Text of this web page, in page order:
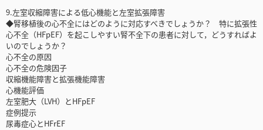
9.左室収縮障害による低心機能と左室拡張障害
◆腎移植後の心不全にはどのように対応すべきでしょうか？ 特に拡張性
心不全（HFpEF）を起こしやすい腎不全下の患者に対して，どうすればよ
いのでしょうか？
心不全の原因
心不全の危険因子
収縮機能障害と拡張機能障害
心機能評価
左室肥大（LVH）とHFpEF
症例提示
尿毒症心とHFrEF